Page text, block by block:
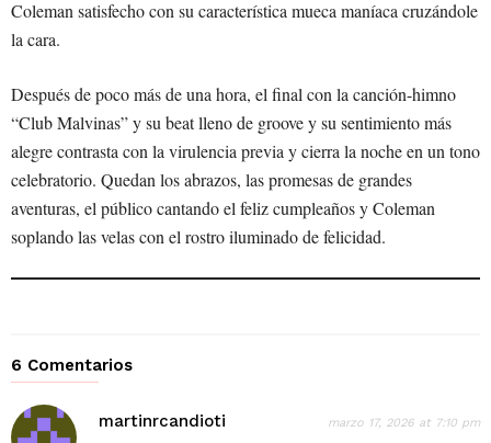
Coleman satisfecho con su característica mueca maníaca cruzándole
la cara.
Después de poco más de una hora, el final con la canción-himno
“Club Malvinas” y su beat lleno de groove y su sentimiento más
alegre contrasta con la virulencia previa y cierra la noche en un tono
celebratorio. Quedan los abrazos, las promesas de grandes
aventuras, el público cantando el feliz cumpleaños y Coleman
soplando las velas con el rostro iluminado de felicidad.
6 Comentarios
martinrcandioti marzo 17, 2026 at 7:10 pm